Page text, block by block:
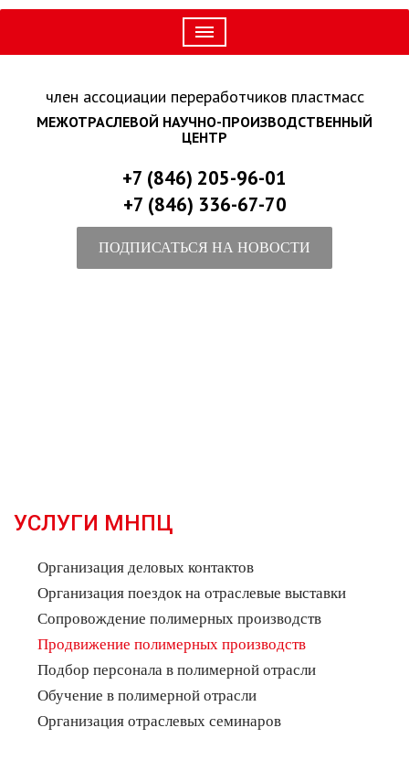
член ассоциации переработчиков пластмасс
МЕЖОТРАСЛЕВОЙ НАУЧНО-ПРОИЗВОДСТВЕННЫЙ
ЦЕНТР
+7 (846) 205-96-01
+7 (846) 336-67-70
ПОДПИСАТЬСЯ НА НОВОСТИ
УСЛУГИ МНПЦ
Организация деловых контактов
Организация поездок на отраслевые выставки
Сопровождение полимерных производств
Продвижение полимерных производств
Подбор персонала в полимерной отрасли
Обучение в полимерной отрасли
Организация отраслевых семинаров